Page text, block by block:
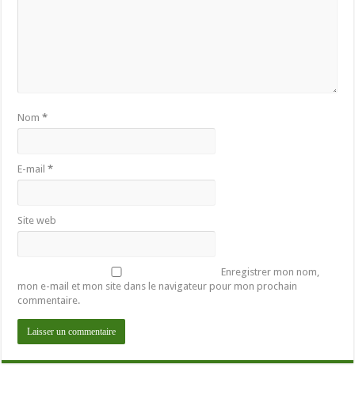
Nom*
E-mail*
Site web
Enregistrer mon nom,
mon e-mail et mon site dans le navigateur pour mon prochain
commentaire.